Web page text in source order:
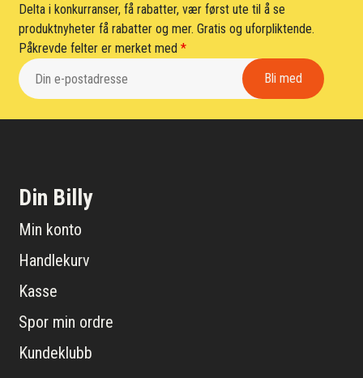
Delta i konkurranser, få rabatter, vær først ute til å se
produktnyheter få rabatter og mer. Gratis og uforpliktende.
Påkrevde felter er merket med*
Din Billy
Min konto
Handlekurv
Kasse
Spor min ordre
Kundeklubb